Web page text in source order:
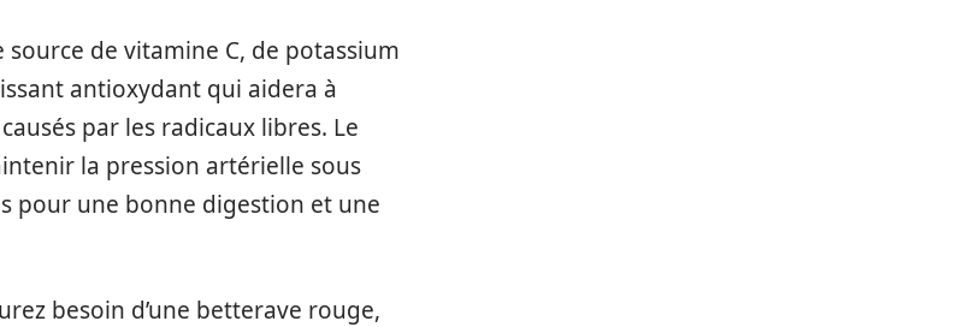
de vitamine C, de potassium
antioxydant qui aidera à
par les radicaux libres. Le
la pression artérielle sous
pour une bonne digestion et une
besoin d’une betterave rouge,